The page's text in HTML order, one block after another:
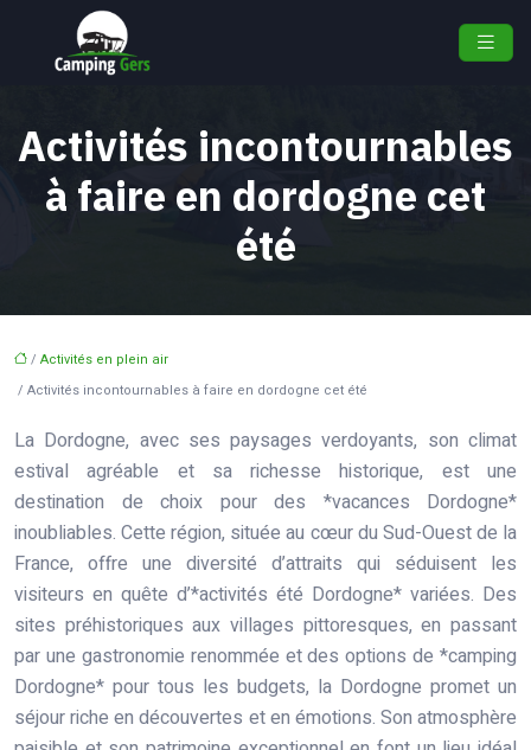
Activités incontournables
à faire en dordogne cet
été
/ Activités en plein air
/ Activités incontournables à faire en dordogne cet été
La Dordogne, avec ses paysages verdoyants, son climat
estival agréable et sa richesse historique, est une
destination de choix pour des *vacances Dordogne*
inoubliables. Cette région, située au cœur du Sud-Ouest de la
France, offre une diversité d’attraits qui séduisent les
visiteurs en quête d’*activités été Dordogne* variées. Des
sites préhistoriques aux villages pittoresques, en passant
par une gastronomie renommée et des options de *camping
Dordogne* pour tous les budgets, la Dordogne promet un
séjour riche en découvertes et en émotions. Son atmosphère